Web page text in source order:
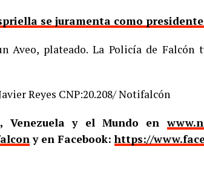
se juramenta como
Aveo, plateado. La Policía de Falcón
Reyes CNP:20.208/ Notifalcón
Venezuela y el Mundo en
y en Facebook:https://